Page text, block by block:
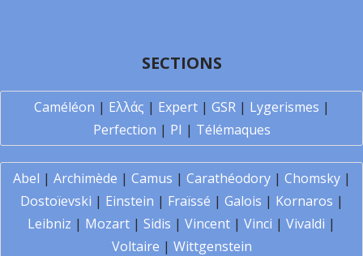
SECTIONS
Caméléon | Ελλάς | Expert| GSR| Lygerismes |
Perfection | PI | Télémaques
Abel | Archimède | Camus | Carathéodory| Chomsky|
Dostoïevski | Einstein | Fraïssé | Galois | Kornaros |
Leibniz | Mozart | Sidis | Vincent | Vinci | Vivaldi |
Voltaire | Wittgenstein